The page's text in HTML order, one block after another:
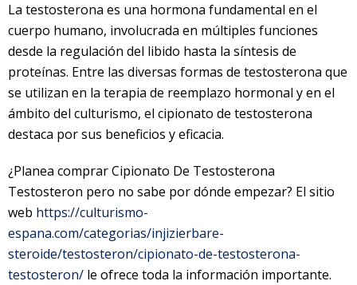
La testosterona es una hormona fundamental en el
cuerpo humano, involucrada en múltiples funciones
desde la regulación del libido hasta la síntesis de
proteínas. Entre las diversas formas de testosterona que
se utilizan en la terapia de reemplazo hormonal y en el
ámbito del culturismo, el cipionato de testosterona
destaca por sus beneficios y eficacia.
¿Planea comprar Cipionato De Testosterona
Testosteron pero no sabe por dónde empezar? El sitio
web https://culturismo-
espana.com/categorias/injizierbare-
steroide/testosteron/cipionato-de-testosterona-
testosteron/ le ofrece toda la información importante.